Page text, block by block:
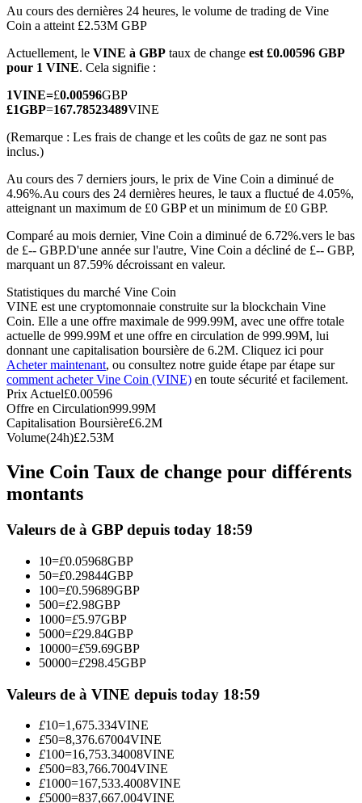
TradFi
Produits dérivés sur actions, forex, métaux précieux et matières
premières
Futures USDC
Copie de Trading
Rejoignez les meilleurs traders
Devenez un trader de copie
Profitez du partage des bénéfices et des commissions de copy
Au cours des dernières 24 heures, le volume de trading de Vine
Coin a atteint £2.53M GBP
Actuellement, le VINE à GBP taux de change est £0.00596 GBP
pour 1 VINE. Cela signifie :
1VINE=£0.00596GBP
£1GBP=167.78523489VINE
(Remarque : Les frais de change et les coûts de gaz ne sont pas
inclus.)
Au cours des 7 derniers jours, le prix de Vine Coin a diminué de
4.96%.Au cours des 24 dernières heures, le taux a fluctué de 4.05%,
atteignant un maximum de £0 GBP et un minimum de £0 GBP.
Comparé au mois dernier, Vine Coin a diminué de 6.72%.vers le bas
de £-- GBP.D'une année sur l'autre, Vine Coin a décliné de £-- GBP,
marquant un 87.59% décroissant en valeur.
Statistiques du marché Vine Coin
VINE est une cryptomonnaie construite sur la blockchain Vine
Coin. Elle a une offre maximale de 999.99M, avec une offre totale
actuelle de 999.99M et une offre en circulation de 999.99M, lui
donnant une capitalisation boursière de 6.2M. Cliquez ici pour
Acheter maintenant, ou consultez notre guide étape par étape sur
comment acheter Vine Coin (VINE) en toute sécurité et facilement.
Prix Actuel£0.00596
Offre en Circulation999.99M
Capitalisation Boursière£6.2M
Volume(24h)£2.53M
Vine Coin Taux de change pour différents
montants
Valeurs de à GBP depuis today 18:59
10=£0.05968GBP
50=£0.29844GBP
100=£0.59689GBP
500=£2.98GBP
1000=£5.97GBP
5000=£29.84GBP
10000=£59.69GBP
50000=£298.45GBP
Valeurs de à VINE depuis today 18:59
£10=1,675.334VINE
£50=8,376.67004VINE
£100=16,753.34008VINE
£500=83,766.7004VINE
£1000=167,533.4008VINE
£5000=837,667.004VINE